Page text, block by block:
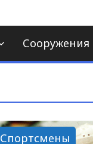
Сооружения
Спортсмены